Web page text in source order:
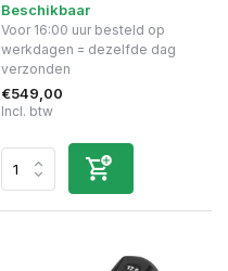
Beschikbaar
Voor 16:00 uur besteld op
werkdagen = dezelfde dag
verzonden
€549,00
Incl. btw